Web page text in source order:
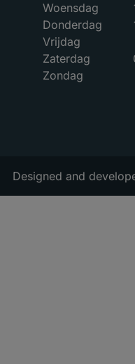
Woensdag
Donderdag
Vrijdag
Zaterdag
Zondag
Designed and